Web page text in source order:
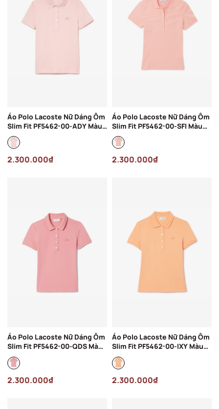
Áo Polo Lacoste Nữ Dáng Ôm
Slim Fit PF5462-00-ADY Màu
Hồng Nhạt
2.300.000₫
Áo Polo Lacoste Nữ Dáng Ôm
Slim Fit PF5462-00-SFI Màu
Hồng
2.300.000₫
Áo Polo Lacoste Nữ Dáng Ôm
Slim Fit PF5462-00-QDS Màu
Hồng
2.300.000₫
Áo Polo Lacoste Nữ Dáng Ôm
Slim Fit PF5462-00-IXY Màu
Cam Nhạt
2.300.000₫